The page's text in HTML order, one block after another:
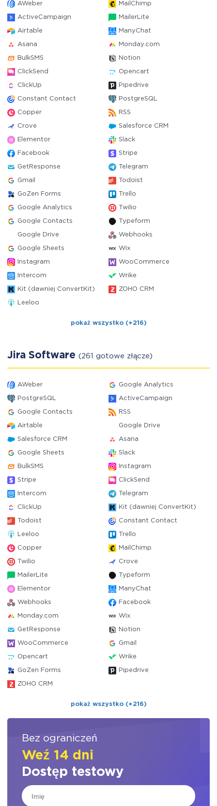
AWeber MailChimp
ActiveCampaign MailerLite
Airtable ManyChat
Asana Monday.com
BulkSMS Notion
ClickSend Opencart
ClickUp Pipedrive
Constant Contact PostgreSQL
Copper RSS
Crove Salesforce CRM
Elementor Slack
Facebook Stripe
GetResponse Telegram
Gmail Todoist
GoZen Forms Trello
Google Analytics Twilio
Google Contacts Typeform
Google Drive Webhooks
Google Sheets Wix
Instagram WooCommerce
Intercom Wrike
Kit (dawniej ConvertKit) ZOHO CRM
Leeloo
pokaż wszystko (+216)
Jira Software (261 gotowe złącze)
AWeber Google Analytics
PostgreSQL ActiveCampaign
Google Contacts RSS
Airtable Google Drive
Salesforce CRM Asana
Google Sheets Slack
BulkSMS Instagram
Stripe ClickSend
Intercom Telegram
ClickUp Kit (dawniej ConvertKit)
Todoist Constant Contact
Leeloo Trello
Copper MailChimp
Twilio Crove
MailerLite Typeform
Elementor ManyChat
Webhooks Facebook
Monday.com Wix
GetResponse Notion
WooCommerce Gmail
Opencart Wrike
GoZen Forms Pipedrive
ZOHO CRM
pokaż wszystko (+216)
Bez ograniczeń
Weź 14 dni
Dostęp testowy